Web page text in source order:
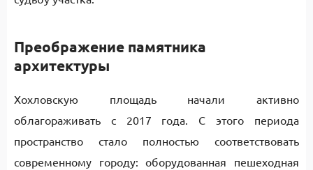
Преображение памятника
архитектуры
Хохловскую площадь начали активно
облагораживать с 2017 года. С этого периода
пространство стало полностью соответствовать
современному городу: оборудованная пешеходная